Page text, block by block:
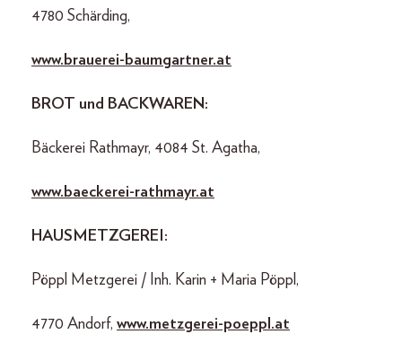
4780 Schärding,
www.brauerei-baumgartner.at
BROT und BACKWAREN:
Bäckerei Rathmayr, 4084 St. Agatha,
www.baeckerei-rathmayr.at
HAUSMETZGEREI:
Pöppl Metzgerei / Inh. Karin + Maria Pöppl,
4770 Andorf, www.metzgerei-poeppl.at